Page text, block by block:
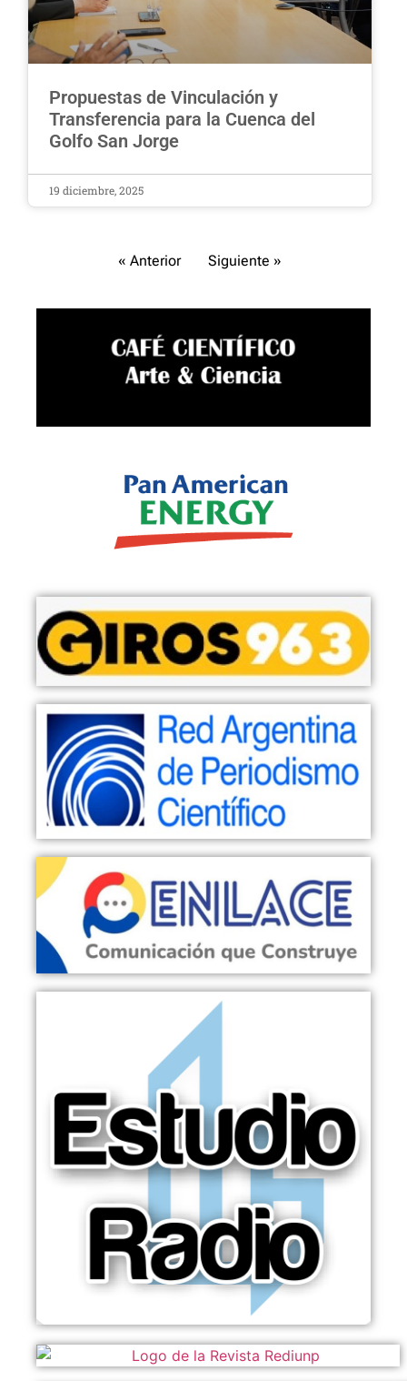
Propuestas de Vinculación y
Transferencia para la Cuenca del
Golfo San Jorge
19 diciembre, 2025
« Anterior Siguiente »